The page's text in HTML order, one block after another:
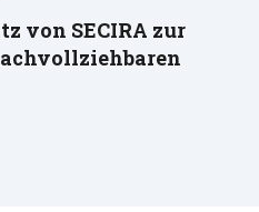
von SECIRA zur